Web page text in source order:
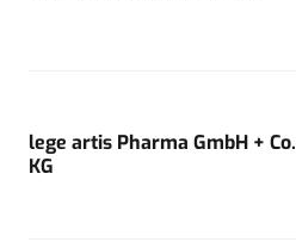
lege artis Pharma GmbH + Co.
KG